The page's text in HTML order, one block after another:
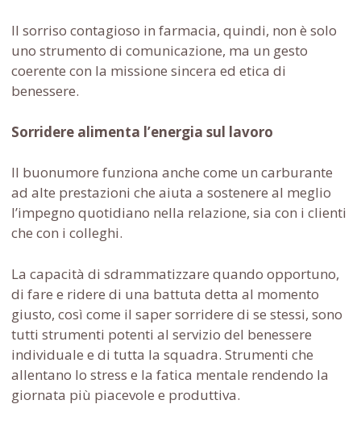
Il sorriso contagioso in farmacia, quindi, non è solo
uno strumento di comunicazione, ma un gesto
coerente con la missione sincera ed etica di
benessere.
Sorridere alimenta l’energia sul lavoro
Il buonumore funziona anche come un carburante
ad alte prestazioni che aiuta a sostenere al meglio
l’impegno quotidiano nella relazione, sia con i clienti
che con i colleghi.
La capacità di sdrammatizzare quando opportuno,
di fare e ridere di una battuta detta al momento
giusto, così come il saper sorridere di se stessi, sono
tutti strumenti potenti al servizio del benessere
individuale e di tutta la squadra. Strumenti che
allentano lo stress e la fatica mentale rendendo la
giornata più piacevole e produttiva.